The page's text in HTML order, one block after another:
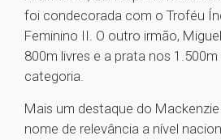
foi condecorada com o Troféu
Feminino II. O outro irmão,
800m livres e a prata nos
categoria.
Mais um destaque do
nome de relevância a nível